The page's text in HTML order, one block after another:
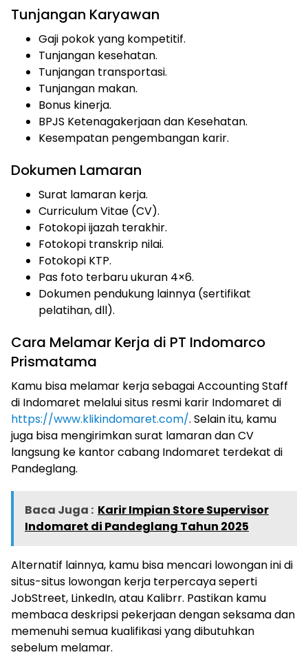
Tunjangan Karyawan
Gaji pokok yang kompetitif.
Tunjangan kesehatan.
Tunjangan transportasi.
Tunjangan makan.
Bonus kinerja.
BPJS Ketenagakerjaan dan Kesehatan.
Kesempatan pengembangan karir.
Dokumen Lamaran
Surat lamaran kerja.
Curriculum Vitae (CV).
Fotokopi ijazah terakhir.
Fotokopi transkrip nilai.
Fotokopi KTP.
Pas foto terbaru ukuran 4×6.
Dokumen pendukung lainnya (sertifikat
pelatihan, dll).
Cara Melamar Kerja di PT Indomarco
Prismatama
Kamu bisa melamar kerja sebagai Accounting Staff
di Indomaret melalui situs resmi karir Indomaret di
https://www.klikindomaret.com/. Selain itu, kamu
juga bisa mengirimkan surat lamaran dan CV
langsung ke kantor cabang Indomaret terdekat di
Pandeglang.
Baca Juga : Karir Impian Store Supervisor
Indomaret di Pandeglang Tahun 2025
Alternatif lainnya, kamu bisa mencari lowongan ini di
situs-situs lowongan kerja terpercaya seperti
JobStreet, LinkedIn, atau Kalibrr. Pastikan kamu
membaca deskripsi pekerjaan dengan seksama dan
memenuhi semua kualifikasi yang dibutuhkan
sebelum melamar.